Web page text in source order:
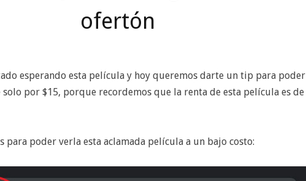
ofertón
esperando esta película y hoy queremos darte un tip para poder
por $15, porque recordemos que la renta de esta película es de
para poder verla esta aclamada película a un bajo costo: